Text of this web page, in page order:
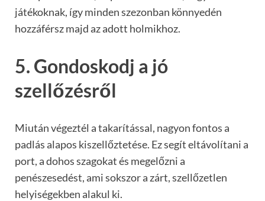
játékoknak, így minden szezonban könnyedén
hozzáférsz majd az adott holmikhoz.
5. Gondoskodj a jó
szellőzésről
Miután végeztél a takarítással, nagyon fontos a
padlás alapos kiszellőztetése. Ez segít eltávolítani a
port, a dohos szagokat és megelőzni a
penészesedést, ami sokszor a zárt, szellőzetlen
helyiségekben alakul ki.